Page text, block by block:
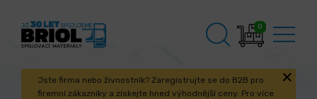
0
Jste firma nebo živnostník? Zaregistrujte se do B2B pro
firemní zákazníky a získejte hned výhodnější ceny. Pro více